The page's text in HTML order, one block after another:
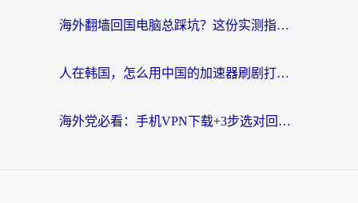
海外翻墙回国电脑总踩坑？这份实测指南帮你选对加速器（附ChickCNinitapMalus对比）
人在韩国，怎么用中国的加速器刷剧打游戏？这份真实体验指南给你答案
海外党必看：手机VPN下载+3步选对回国加速器，无缝刷国内资源不再愁